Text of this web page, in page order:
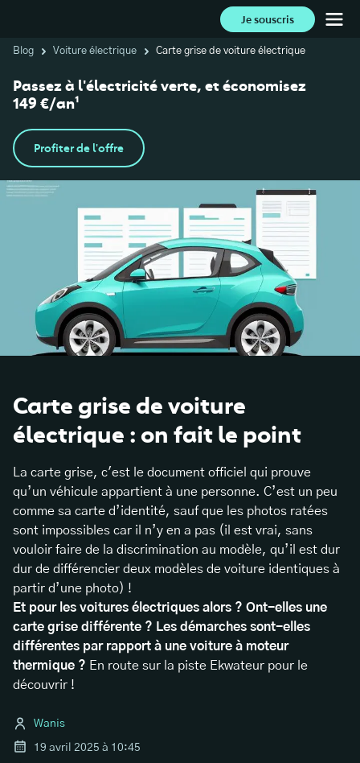
Je souscris
Blog Voiture électrique Carte grise de voiture électrique
Passez à l'électricité verte, et économisez
149 €/an¹
Profiter de l'offre
Carte grise de voiture
électrique : on fait le point
La carte grise, c'est le document officiel qui prouve
qu’un véhicule appartient à une personne. C’est un peu
comme sa carte d’identité, sauf que les photos ratées
sont impossibles car il n’y en a pas (il est vrai, sans
vouloir faire de la discrimination au modèle, qu’il est dur
dur de différencier deux modèles de voiture identiques à
partir d’une photo) !
Et pour les voitures électriques alors ? Ont-elles une
carte grise différente ? Les démarches sont-elles
différentes par rapport à une voiture à moteur
thermique ? En route sur la piste Ekwateur pour le
découvrir !
Wanis
19 avril 2025 à 10:45